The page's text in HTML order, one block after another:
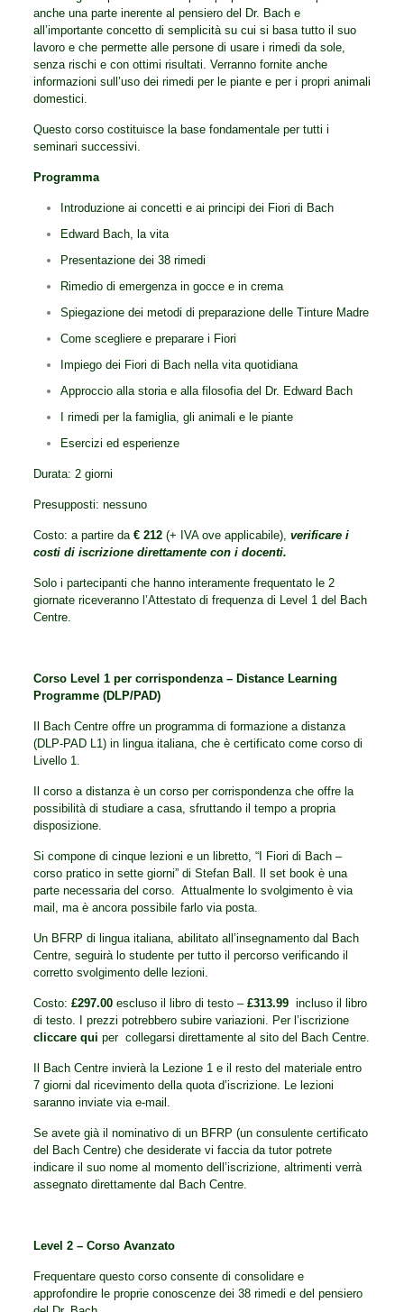
anche una parte inerente al pensiero del Dr. Bach e
all’importante concetto di semplicità su cui si basa tutto il suo
lavoro e che permette alle persone di usare i rimedi da sole,
senza rischi e con ottimi risultati. Verranno fornite anche
informazioni sull’uso dei rimedi per le piante e per i propri animali
domestici.
Questo corso costituisce la base fondamentale per tutti i
seminari successivi.
Programma
Introduzione ai concetti e ai principi dei Fiori di Bach
Edward Bach, la vita
Presentazione dei 38 rimedi
Rimedio di emergenza in gocce e in crema
Spiegazione dei metodi di preparazione delle Tinture Madre
Come scegliere e preparare i Fiori
Impiego dei Fiori di Bach nella vita quotidiana
Approccio alla storia e alla filosofia del Dr. Edward Bach
I rimedi per la famiglia, gli animali e le piante
Esercizi ed esperienze
Durata: 2 giorni
Presupposti: nessuno
Costo: a partire da € 212(+ IVA ove applicabile), verificare i
costi di iscrizione direttamente con i docenti.
Solo i partecipanti che hanno interamente frequentato le 2
giornate riceveranno l’Attestato di frequenza di Level 1 del Bach
Centre.
Corso Level 1 per corrispondenza – Distance Learning
Programme (DLP/PAD)
Il Bach Centre offre un programma di formazione a distanza
(DLP-PAD L1) in lingua italiana, che è certificato come corso di
Livello 1.
Il corso a distanza è un corso per corrispondenza che offre la
possibilità di studiare a casa, sfruttando il tempo a propria
disposizione.
Si compone di cinque lezioni e un libretto, “I Fiori di Bach –
corso pratico in sette giorni” di Stefan Ball. Il set book è una
parte necessaria del corso. Attualmente lo svolgimento è via
mail, ma è ancora possibile farlo via posta.
Un BFRP di lingua italiana, abilitato all’insegnamento dal Bach
Centre, seguirà lo studente per tutto il percorso verificando il
corretto svolgimento delle lezioni.
Costo: £297.00escluso il libro di testo – £313.99incluso il libro
di testo. I prezzi potrebbero subire variazioni. Per l’iscrizione
cliccare qui per collegarsi direttamente al sito del Bach Centre.
Il Bach Centre invierà la Lezione 1 e il resto del materiale entro
7 giorni dal ricevimento della quota d’iscrizione. Le lezioni
saranno inviate via e-mail.
Se avete già il nominativo di un BFRP (un consulente certificato
del Bach Centre) che desiderate vi faccia da tutor potrete
indicare il suo nome al momento dell’iscrizione, altrimenti verrà
assegnato direttamente dal Bach Centre.
Level 2 – Corso Avanzato
Frequentare questo corso consente di consolidare e
approfondire le proprie conoscenze dei 38 rimedi e del pensiero